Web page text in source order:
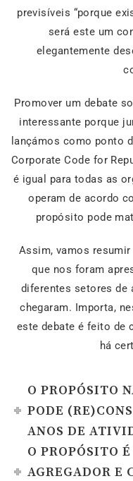
previsíveis “porque
será este um
elegantemente
Promover um debate
interessante porque
lançámos como ponto
Corporate Code for
é igual para todas as
operam de acordo
propósito pode
Assim, vamos
que nos foram
diferentes setores de
chegaram. Importa,
este debate é feito de
há
O PROPÓSITO
PODE
ANOS DE
O PROPÓSITO
AGREGADOR E